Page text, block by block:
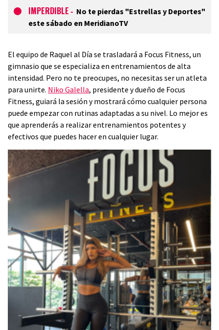
IMPERDIBLE - No te pierdas "Estrellas y Deportes"
este sábado en MeridianoTV
El equipo de Raquel al Día se trasladará a Focus Fitness, un
gimnasio que se especializa en entrenamientos de alta
intensidad. Pero no te preocupes, no necesitas ser un atleta
para unirte. Niko Galella, presidente y dueño de Focus
Fitness, guiará la sesión y mostrará cómo cualquier persona
puede empezar con rutinas adaptadas a su nivel. Lo mejor es
que aprenderás a realizar entrenamientos potentes y
efectivos que puedes hacer en cualquier lugar.